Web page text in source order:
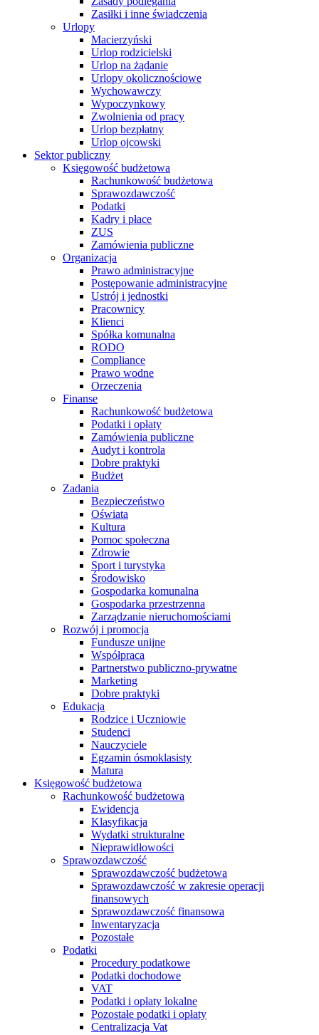
Zasiłki i inne świadczenia
Urlopy
Macierzyński
Urlop rodzicielski
Urlop na żądanie
Urlopy okolicznościowe
Wychowawczy
Wypoczynkowy
Zwolnienia od pracy
Urlop bezpłatny
Urlop ojcowski
Sektor publiczny
Księgowość budżetowa
Rachunkowość budżetowa
Sprawozdawczość
Podatki
Kadry i płace
ZUS
Zamówienia publiczne
Organizacja
Prawo administracyjne
Postępowanie administracyjne
Ustrój i jednostki
Pracownicy
Klienci
Spółka komunalna
RODO
Compliance
Prawo wodne
Orzeczenia
Finanse
Rachunkowość budżetowa
Podatki i opłaty
Zamówienia publiczne
Audyt i kontrola
Dobre praktyki
Budżet
Zadania
Bezpieczeństwo
Oświata
Kultura
Pomoc społeczna
Zdrowie
Sport i turystyka
Środowisko
Gospodarka komunalna
Gospodarka przestrzenna
Zarządzanie nieruchomościami
Rozwój i promocja
Fundusze unijne
Współpraca
Partnerstwo publiczno-prywatne
Marketing
Dobre praktyki
Edukacja
Rodzice i Uczniowie
Studenci
Nauczyciele
Egzamin ósmoklasisty
Matura
Księgowość budżetowa
Rachunkowość budżetowa
Ewidencja
Klasyfikacja
Wydatki strukturalne
Nieprawidłowości
Sprawozdawczość
Sprawozdawczość budżetowa
Sprawozdawczość w zakresie operacji
finansowych
Sprawozdawczość finansowa
Inwentaryzacja
Pozostałe
Podatki
Procedury podatkowe
Podatki dochodowe
VAT
Podatki i opłaty lokalne
Pozostałe podatki i opłaty
Centralizacja Vat